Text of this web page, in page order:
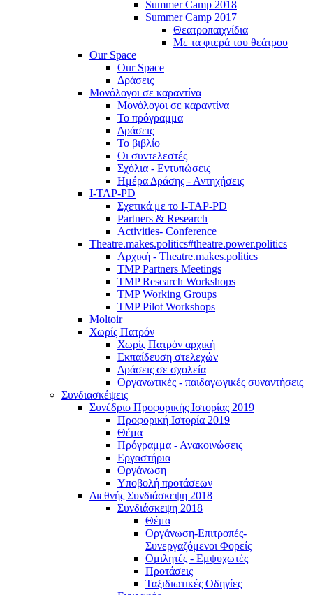
Summer Camp 2018
Summer Camp 2017
Θεατροπαιχνίδια
Με τα φτερά του θεάτρου
Our Space
Our Space
Δράσεις
Μονόλογοι σε καραντίνα
Μονόλογοι σε καραντίνα
Το πρόγραμμα
Δράσεις
Το βιβλίο
Οι συντελεστές
Σχόλια - Εντυπώσεις
Ημέρα Δράσης - Αντηχήσεις
I-TAP-PD
Σχετικά με το I-TAP-PD
Partners & Research
Activities- Conference
Theatre.makes.politics#theatre.power.politics
Αρχική - Theatre.makes.politics
TMP Partners Meetings
TMP Research Workshops
TMP Working Groups
TMP Pilot Workshops
Moltoir
Χωρίς Πατρόν
Χωρίς Πατρόν αρχική
Εκπαίδευση στελεχών
Δράσεις σε σχολεία
Οργανωτικές - παιδαγωγικές συναντήσεις
Συνδιασκέψεις
Συνέδριο Προφορικής Ιστορίας 2019
Προφορική Ιστορία 2019
Θέμα
Πρόγραμμα - Ανακοινώσεις
Εργαστήρια
Οργάνωση
Υποβολή προτάσεων
Διεθνής Συνδιάσκεψη 2018
Συνδιάσκεψη 2018
Θέμα
Οργάνωση-Επιτροπές-
Συνεργαζόμενοι Φορείς
Ομιλητές - Εμψυχωτές
Προτάσεις
Ταξιδιωτικές Οδηγίες